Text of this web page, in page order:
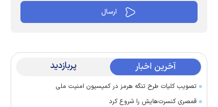
آخرین اخبار پربازدید
تصویب کلیات طرح تنگه هرمز در کمیسیون امنیت ملی
قمصری کنسرت‌هایش را شروع کرد